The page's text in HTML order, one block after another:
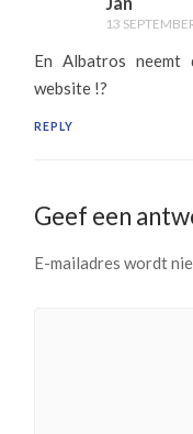
13
En Albatros neemt
website !?
REPLY
Geef een
E-mailadres wordt